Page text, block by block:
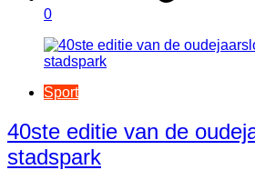
0
Sport
40ste editie van de
stadspark